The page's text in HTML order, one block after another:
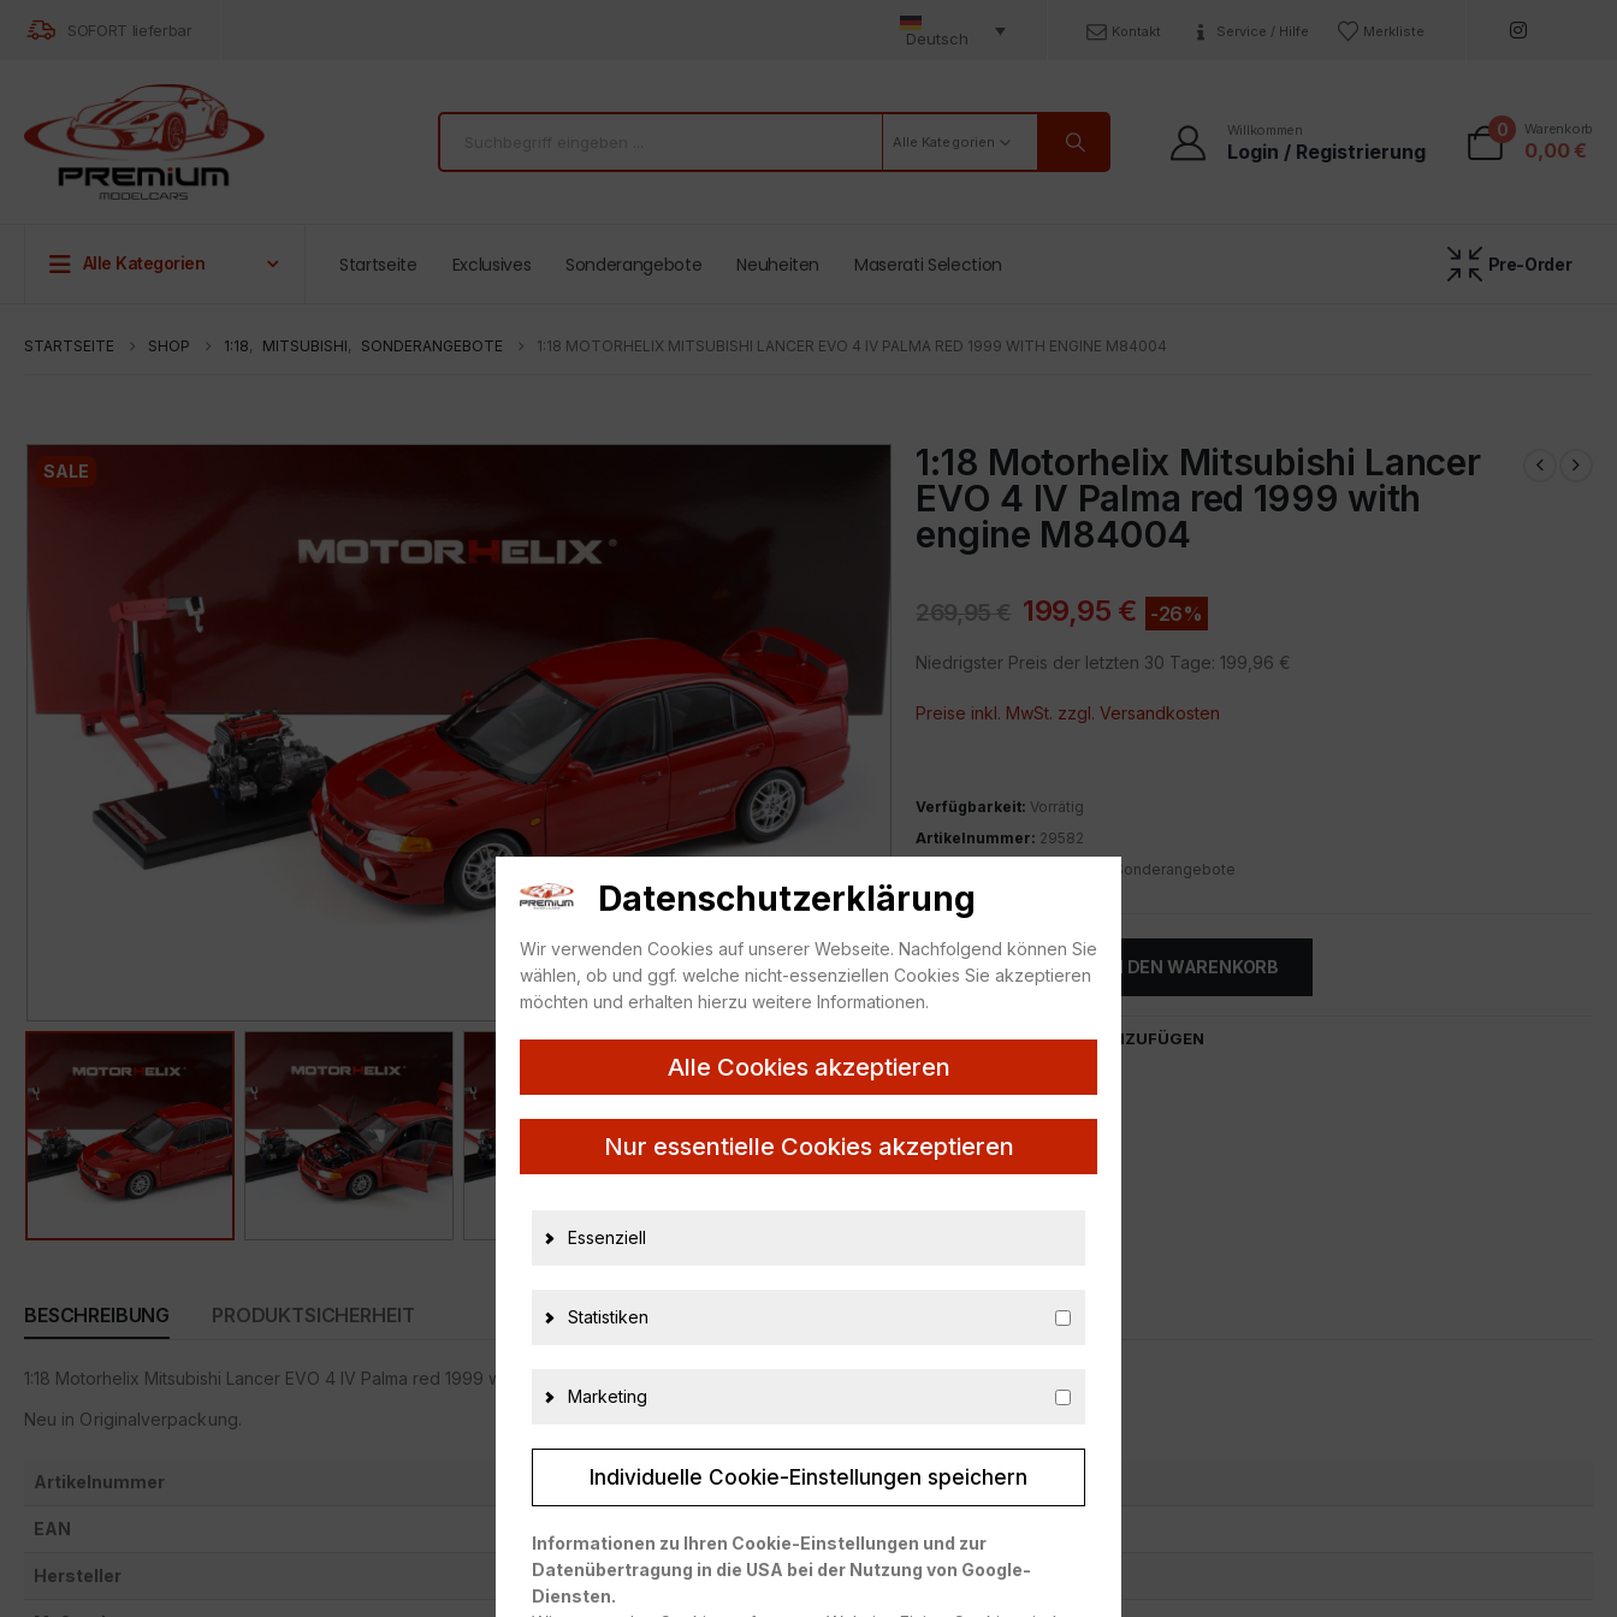
SOFORT lieferbar Deutsch Kontakt Service / Hilfe Merkliste
Alle Kategorien
Willkommen
Login / Registrierung
0 Warenkorb
0,00 €
Alle Kategorien Startseite Exclusives Sonderangebote Neuheiten Maserati Selection Pre-Order
STARTSEITE SHOP 1:18, MITSUBISHI, SONDERANGEBOTE 1:18 MOTORHELIX MITSUBISHI LANCER EVO 4 IV PALMA RED 1999 WITH ENGINE M84004
SALE
1:18 Motorhelix Mitsubishi Lancer
EVO 4 IV Palma red 1999 with
engine M84004
269,95€ 199,95 € -26%
Niedrigster Preis der letzten 30 Tage:199,96 €
Preise inkl. MwSt. zzgl.Versandkosten
Verfügbarkeit: Vorrätig
Artikelnummer: 29582
Sonderangebote
IN DEN WARENKORB
ZUR MERKLISTE HINZUFÜGEN
BESCHREIBUNG PRODUKTSICHERHEIT
1:18 Motorhelix Mitsubishi Lancer EVO 4 IV Palma red 1999 with engine M84004
Neu in Originalverpackung.
Artikelnummer 29582
EAN
Hersteller MOTORHELIX
Datenschutzerklärung
Wir verwenden Cookies auf unserer Webseite. Nachfolgend können Sie
wählen, ob und ggf. welche nicht-essenziellen Cookies Sie akzeptieren
möchten und erhalten hierzu weitere Informationen.
Alle Cookies akzeptieren
Nur essentielle Cookies akzeptieren
Essenziell
Statistiken
Marketing
Individuelle Cookie-Einstellungen speichern
Informationen zu Ihren Cookie-Einstellungen und zur
Datenübertragung in die USA bei der Nutzung von Google-
Diensten.